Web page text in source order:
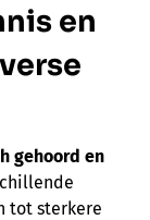
en
gehoord en
tot sterkere